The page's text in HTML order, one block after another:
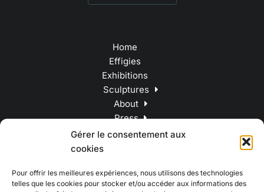
Gérer le consentement aux
cookies
Pour offrir les meilleures expériences, nous utilisons des technologies
telles que les cookies pour stocker et/ou accéder aux informations des
Home
Effigies
Exhibitions
Sculptures
About
Press
Contact